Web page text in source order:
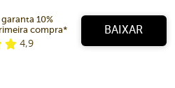
garanta 10%
compra*
4,9
BAIXAR